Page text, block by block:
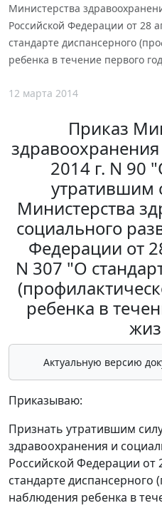
Министерства
Российской Федерации от 28
стандарте диспансерного
ребенка в течение первого
12 марта 2014
Приказ
2014 г. N 90
утратившим
Министерства
социального
Федерации от
N 307 "О
ребенка в
Актуальную версию
Приказываю:
Признать утратившим
здравоохранения и
Российской Федерации от
стандарте диспансерного
наблюдения ребенка в